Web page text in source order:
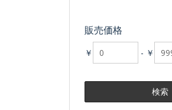
販売価格
￥ - ￥